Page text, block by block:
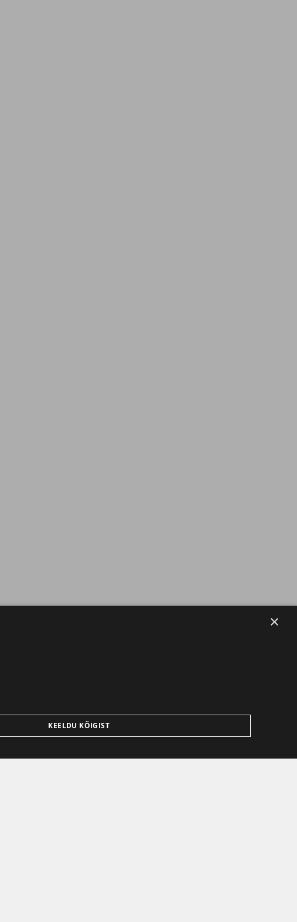
×
KEELDU KÕIGIST